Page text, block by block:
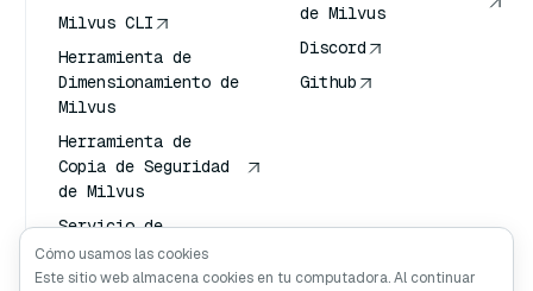
Milvus CLI
Herramienta de
Dimensionamiento de
Milvus
Herramienta de
Copia de Seguridad
de Milvus
Servicio de
Transporte de
Vectores (VTS)
de Milvus
Discord
Github
Cómo usamos las cookies
Este sitio web almacena cookies en tu computadora. Al continuar